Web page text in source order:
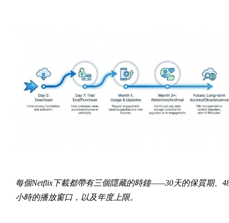
每個Netflix下載都帶有三個隱藏的時鐘——30天的保質期、
小時的播放窗口，以及年度上限。